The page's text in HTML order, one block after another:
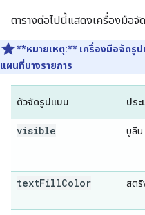
ตารางต่อไปนี้แสดงเครื่องมือ
**หมายเหตุ:** เครื่องมือจัดรูป
แผนที่บางรายการ
ตัวจัดรูปแบบ ประ
visible บูลีน
textFillColor
สตริ